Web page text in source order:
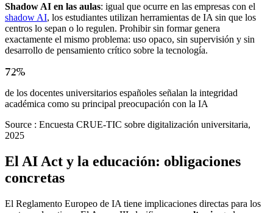
Shadow AI en las aulas: igual que ocurre en las empresas con el
shadow AI, los estudiantes utilizan herramientas de IA sin que los
centros lo sepan o lo regulen. Prohibir sin formar genera
exactamente el mismo problema: uso opaco, sin supervisión y sin
desarrollo de pensamiento crítico sobre la tecnología.
72%
de los docentes universitarios españoles señalan la integridad
académica como su principal preocupación con la IA
Source : Encuesta CRUE-TIC sobre digitalización universitaria,
2025
El AI Act y la educación: obligaciones
concretas
El Reglamento Europeo de IA tiene implicaciones directas para los